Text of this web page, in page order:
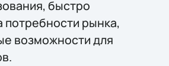
быстро
потребности рынка,
возможности для